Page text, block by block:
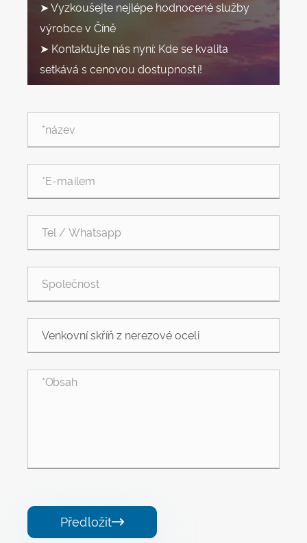
➤ Vyzkoušejte nejlépe hodnocené služby
výrobce v Číně
➤ Kontaktujte nás nyní: Kde se kvalita
setkává s cenovou dostupností!
Předložit